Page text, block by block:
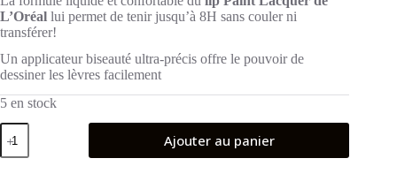
L’Oréal lui permet de tenir jusqu’à 8H sans couler ni
transférer!
Un applicateur biseauté ultra-précis offre le pouvoir de
dessiner les lèvres facilement
5 en stock
quantité
de
L'ORÉAL
Ajouter au panier